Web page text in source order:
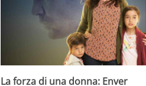
La forza di una donna: Enver